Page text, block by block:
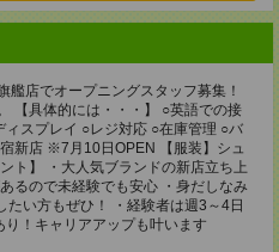
艦店でオープニングスタッフ募集！
【具体的には・・・】 ○英語での接
スプレイ ○レジ対応 ○在庫管理 ○バ
新店 ※7月10日OPEN 【服装】シュ
ト】 ・大人気ブランドの新店立ち上
るので未経験でも安心 ・身だしなみ
い方もぜひ！ ・経験者は週3～4日
！キャリアアップも叶います